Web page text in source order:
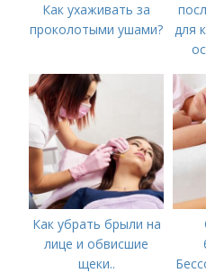
Как ухаживать за
проколотыми ушами?
для
Как убрать брыли на
лице и обвисшие
щеки..